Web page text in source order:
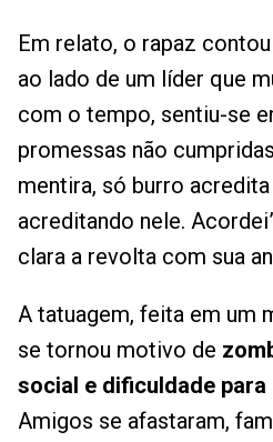
Em relato, o rapaz
ao lado de um líder que
com o tempo, sentiu-se
promessas não
mentira, só burro
acreditando nele.
clara a revolta com sua
A tatuagem, feita em um
se tornou motivo de
social e dificuldade
Amigos se afastaram,